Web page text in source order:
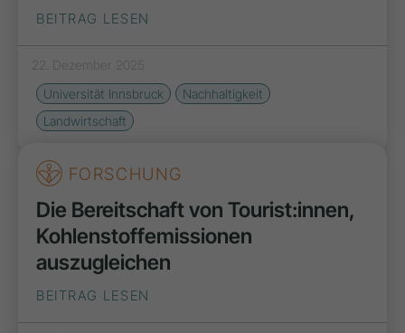
BEITRAG LESEN
22. Dezember 2025
Universität Innsbruck
Nachhaltigkeit
Landwirtschaft
FORSCHUNG
Die Bereitschaft von Tourist:innen,
Kohlenstoffemissionen
auszugleichen
BEITRAG LESEN